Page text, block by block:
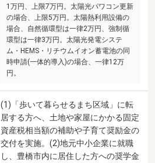
1万円、上限7万円。太陽光パワコン更新
の場合、上限5万円。太陽熱利用設備の
場合、自然循環型は一律2万円、強制循
環型は一律3万円。太陽光発電システ
ム・HEMS・リチウムイオン蓄電池の同
時申請(一体的導入)の場合、一律12万
円。
(1)「歩いて暮らせるまち区域」に転
居する方へ、土地や家屋にかかる固定
資産税相当額の補助や子育て奨励金の
交付を実施。(2)地元中小企業に就職
し、豊橋市内に居住した方への奨学金